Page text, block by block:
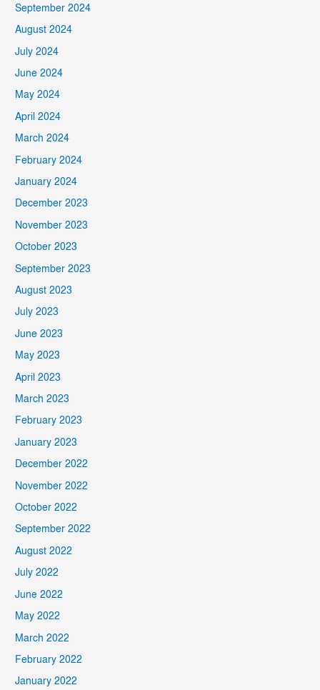
September 2024
August 2024
July 2024
June 2024
May 2024
April 2024
March 2024
February 2024
January 2024
December 2023
November 2023
October 2023
September 2023
August 2023
July 2023
June 2023
May 2023
April 2023
March 2023
February 2023
January 2023
December 2022
November 2022
October 2022
September 2022
August 2022
July 2022
June 2022
May 2022
March 2022
February 2022
January 2022